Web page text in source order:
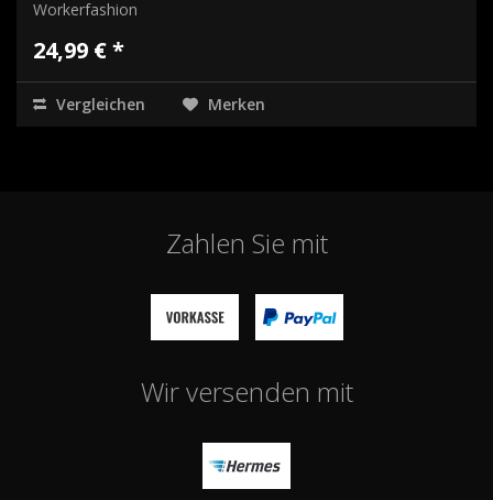
Workerfashion
24,99 € *
Vergleichen Merken
Zahlen Sie mit
Wir versenden mit